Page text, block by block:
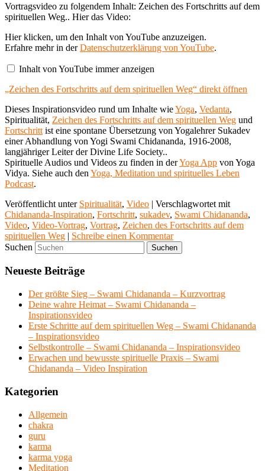
Vortragsvideo zu folgendem Inhalt: Zeichen des Fortschritts auf dem
spirituellen Weg.. Hier das Video:
„Zeichen
des
Fortschritts
dem
Weg“
YouTube
anzeigen
Hier klicken, um den Inhalt von YouTube anzuzeigen.
Erfahre mehr in derDatenschutzerklärung von YouTube.
Inhalt von YouTube immer anzeigen
„Zeichen des Fortschritts auf dem spirituellen Weg“ direkt öffnen
Dieses Inspirationsvideo rund um Inhalte wieYoga, Vedanta,
Spiritualität, Zeichen des Fortschritts auf dem spirituellen Weg und
Fortschritt ist eine spontane Übersetzung von Yogalehrer Sukadev
einer Abhandlung von Yogi Swami Chidananda, 1916-2008,
langjähriger Leiter der Divine Life Society..
Spirituelle Audios und Videos zu finden in derYoga App von Yoga
Vidya. Siehe auch den Yoga, Meditation und spirituelles Leben
Podcast.
Veröffentlicht unter Spiritualität, Video | Verschlagwortet mit
Chidananda-Inspiration, Fortschritt, sukadev, Swami Chidananda,
Video, Video-Vortrag, Vortrag, Zeichen des Fortschritts auf dem
spirituellen Weg | Schreibe einen Kommentar
Suchen
Neueste Beiträge
Der größte Sieg – Swami Chidananda – Kurzvortrag
Deine wahre Heimat – Swami Chidananda –
Inspirationsvideo
Erste Schritte auf dem spirituellen Weg – Swami Chidananda
– Inspirationsvideo
Selbstkontrolle – Swami Chidananda – Inspirationsvideo
Erwachen und bewusste spirituelle Praxis – Swami
Chidananda – Video Inspiration
Kategorien
Allgemein
chakra
guru
karma
karma yoga
Meditation